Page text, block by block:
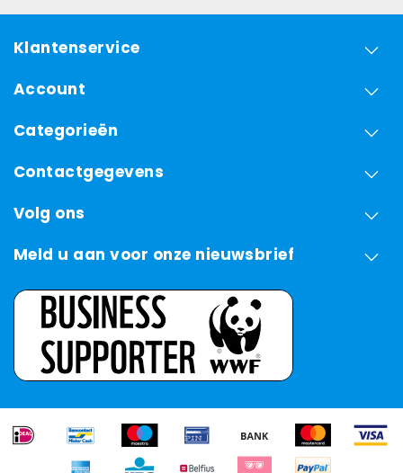
Klantenservice
Account
Categorieën
Contactgegevens
Volg ons
Meld u aan voor onze nieuwsbrief